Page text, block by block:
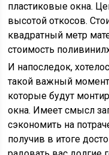
пластиковые окна.
высотой откосов.
квадратный метр
стоимость
И напоследок,
такой важный
которые будут
окна. Имеет смысл
сэкономить на
получив в итоге